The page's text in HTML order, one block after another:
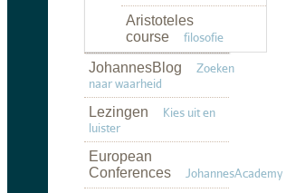
Aristoteles
course
filosofie
JohannesBlog
Zoeken
naar waarheid
Lezingen
Kies uit en
luister
European
Conferences
JohannesAcademy